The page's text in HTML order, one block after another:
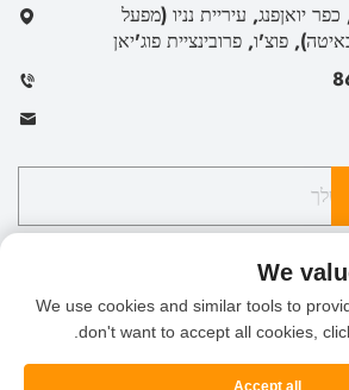
השנייה, בניין 3, כפר יואןפנג, עיריית נניו (מפעל
פוצ'ו, פרובינציית פוג'יאן
מדיניות הפרטיות
We
We use cookies and similar tools to
don't want to accept all cookies,
Accept all